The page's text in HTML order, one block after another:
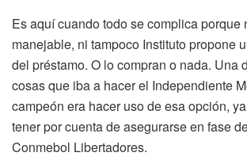
Es aquí cuando todo se complica porque
manejable, ni tampoco Instituto propone
del préstamo. O lo compran o nada. Una
cosas que iba a hacer el Independiente
campeón era hacer uso de esa opción,
tener por cuenta de asegurarse en fase
Conmebol Libertadores.